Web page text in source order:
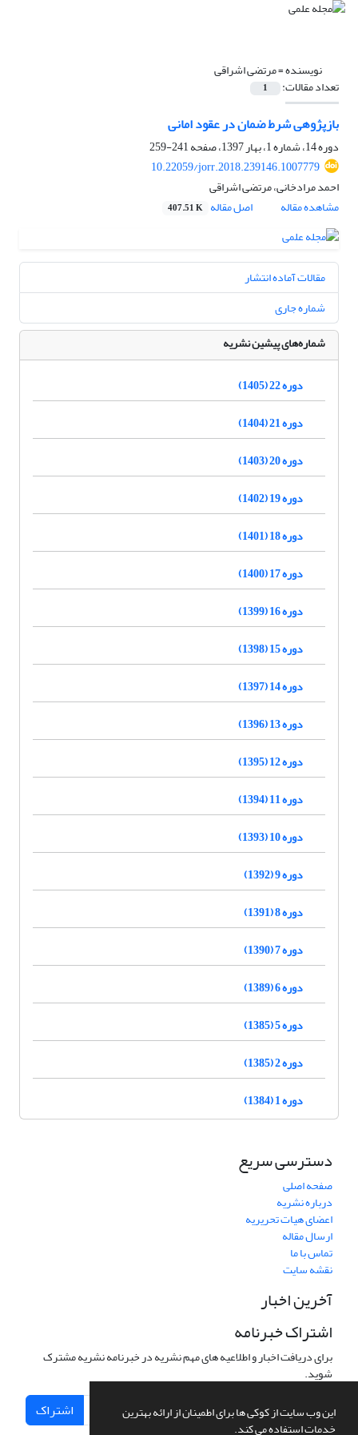
این وب سایت از کوکی ها برای اطمینان از ارائه بهترین
خدمات استفاده می کند.
نویسنده =مرتضی اشراقی
تعداد مقالات: 1
بازپژوهی شرط ضمان در عقود امانی
دوره 14، شماره 1، بهار 1397، صفحه
241-259
10.22059/jorr.2018.239146.1007779
احمد مرادخانی، مرتضی اشراقی
مشاهده مقاله
اصل مقاله 407.51 K
مقالات آماده انتشار
شماره جاری
شماره‌های پیشین نشریه
دوره 22 (1405)
دوره 21 (1404)
دوره 20 (1403)
دوره 19 (1402)
دوره 18 (1401)
دوره 17 (1400)
دوره 16 (1399)
دوره 15 (1398)
دوره 14 (1397)
دوره 13 (1396)
دوره 12 (1395)
دوره 11 (1394)
دوره 10 (1393)
دوره 9 (1392)
دوره 8 (1391)
دوره 7 (1390)
دوره 6 (1389)
دوره 5 (1385)
دوره 2 (1385)
دوره 1 (1384)
دسترسی سریع
صفحه اصلی
درباره نشریه
اعضای هیات تحریریه
ارسال مقاله
تماس با ما
نقشه سایت
آخرین اخبار
اشتراک خبرنامه
برای دریافت اخبار و اطلاعیه های مهم نشریه در خبرنامه نشریه مشترک
شوید.
اشتراک